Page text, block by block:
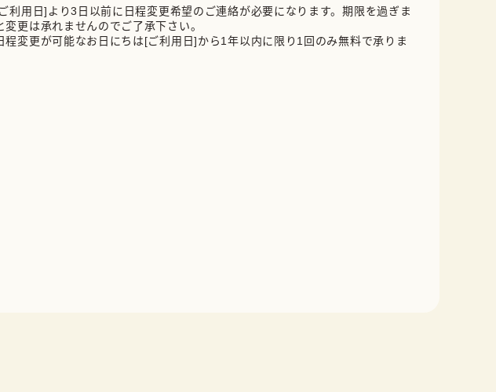
利用日]より3日以前に日程変更希望のご連絡が必要になります。期限を過ぎま
変更は承れませんのでご了承下さい。
程変更が可能なお日にちは[ご利用日]から1年以内に限り1回のみ無料で承りま